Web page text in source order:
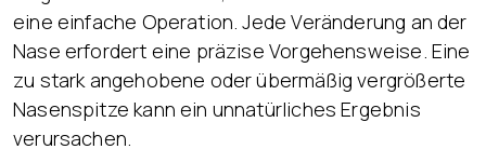
eine einfache Operation. Jede Veränderung an der
Nase erfordert eine präzise Vorgehensweise. Eine
zu stark angehobene oder übermäßig vergrößerte
Nasenspitze kann ein unnatürliches Ergebnis
verursachen.